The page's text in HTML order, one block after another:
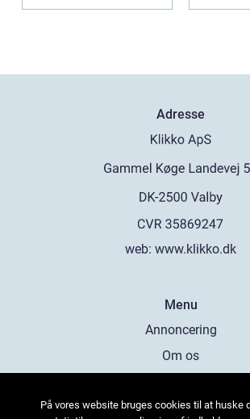
Adresse
web: www.klikko.dk
Menu
Annoncering
Om os
Kontakt os
På vores website bruges cookies til at huske